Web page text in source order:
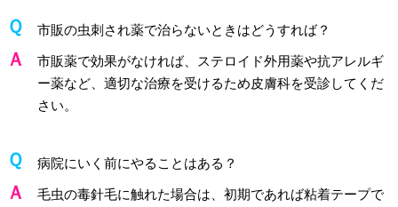
市販の虫刺され薬で治らないときはどうすれば？
市販薬で効果がなければ、ステロイド外用薬や抗アレルギ
ー薬など、適切な治療を受けるため皮膚科を受診してくだ
さい。
病院にいく前にやることはある？
毛虫の毒針毛に触れた場合は、初期であれば粘着テープで